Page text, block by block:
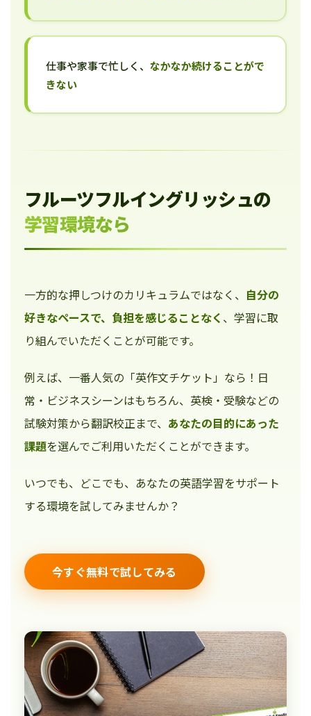
仕事や家事で忙しく、 なかなか続けることがで
きない
フルーツフルイングリッシュの
学習環境なら
一方的な押しつけのカリキュラムではなく、 自分の
好きなペースで、負担を感じることなく 、学習に取
り組んでいただくことが可能です。
例えば、一番人気の「英作文チケット」なら！日
常・ビジネスシーンはもちろん、英検・受験などの
試験対策から翻訳校正まで、 あなたの目的にあった
課題を選んでご利用いただくことができます。
いつでも、どこでも、あなたの英語学習をサポート
する環境を試してみませんか？
今すぐ無料で試してみる